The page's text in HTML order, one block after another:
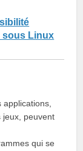
sous Linux
applications,
jeux, peuvent
qui se